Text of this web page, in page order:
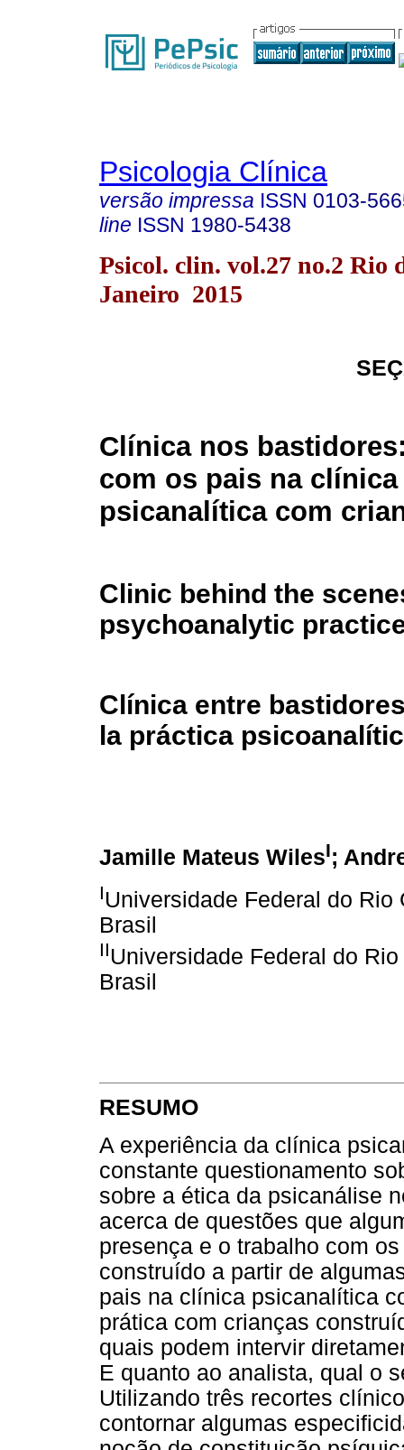
Psicologia Clínica
versão impressa ISSN 0103-
line ISSN 1980-5438
Psicol. clin. vol.27 no.2 Rio
Janeiro 2015
Clínica nos
com os pais na clínica
psicanalítica com
Clinic behind the
psychoanalytic
Clínica entre
la práctica
Jamille Mateus WilesI;
IUniversidade Federal do
Brasil
IIUniversidade Federal do
Brasil
RESUMO
A experiência da clínica
constante questionamento
sobre a ética da psicanálise
acerca de questões que
presença e o trabalho com
construído a partir de
pais na clínica psicanalítica
prática com crianças
quais podem intervir
E quanto ao analista, qual o
Utilizando três recortes
contornar algumas